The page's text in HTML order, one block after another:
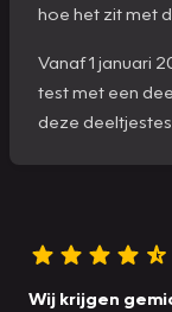
hoe het zit met
Vanaf 1 januari
test met een
deze
Wij krijgen